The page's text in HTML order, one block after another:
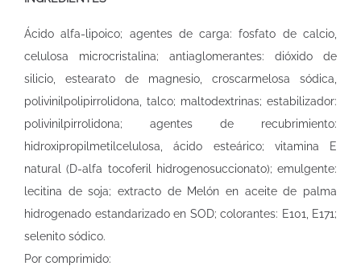
Ácido alfa-lipoico; agentes de carga: fosfato de calcio,
celulosa microcristalina; antiaglomerantes: dióxido de
silicio, estearato de magnesio, croscarmelosa sódica,
polivinilpolipirrolidona, talco; maltodextrinas; estabilizador:
polivinilpirrolidona; agentes de recubrimiento:
hidroxipropilmetilcelulosa, ácido esteárico; vitamina E
natural (D-alfa tocoferil hidrogenosuccionato); emulgente:
lecitina de soja; extracto de Melón en aceite de palma
hidrogenado estandarizado en SOD; colorantes: E101, E171;
selenito sódico.
Por comprimido: